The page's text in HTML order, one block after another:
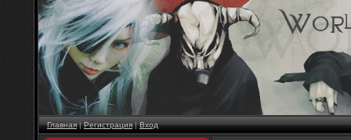
Главная|Регистрация|Вход